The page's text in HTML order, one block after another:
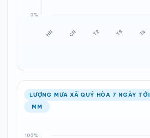
LƯỢNG MƯA XÃ QUÝ HÒA 7 NGÀY TỚI
MM